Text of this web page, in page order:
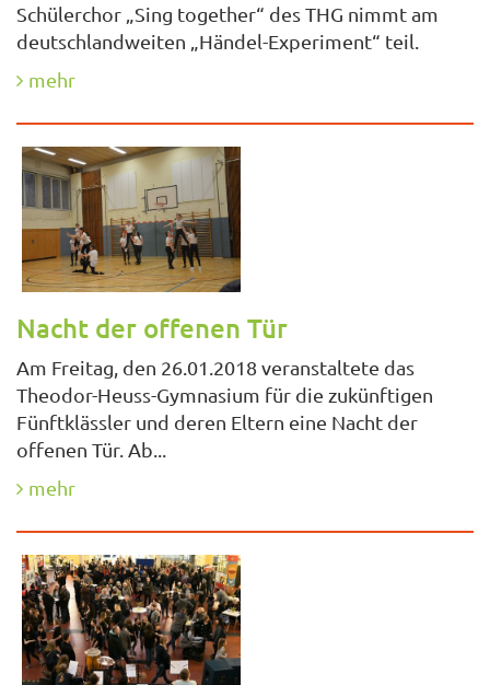
Schülerchor „Sing together“ des THG nimmt am
deutschlandweiten „Händel-Experiment“ teil.
mehr
Nacht der offenen Tür
Am Freitag, den 26.01.2018 veranstaltete das
Theodor-Heuss-Gymnasium für die zukünftigen
Fünftklässler und deren Eltern eine Nacht der
offenen Tür. Ab...
mehr